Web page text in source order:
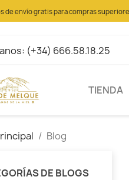
de envío gratis para compras
(+34) 666.58.18.25
TIENDA
Blog
DE BLOGS